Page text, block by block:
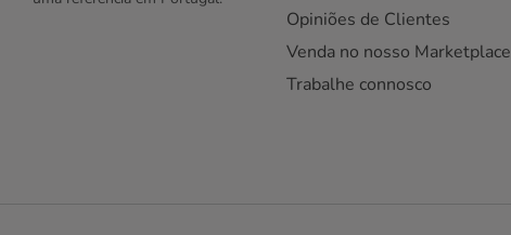
Opiniões de Clientes
Venda no nosso Marketplace
Trabalhe connosco